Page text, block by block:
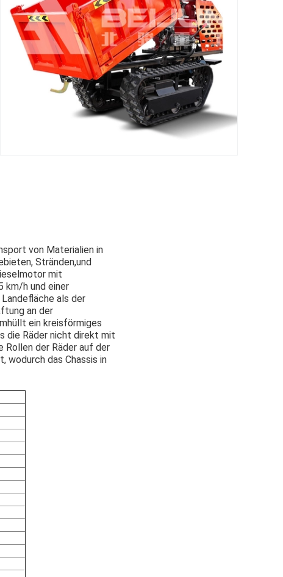
von Materialien in
Stränden,und
mit
km/h und einer
als der
an der
ein kreisförmiges
die Räder nicht direkt mit
Rollen der Räder auf der
wodurch das Chassis in